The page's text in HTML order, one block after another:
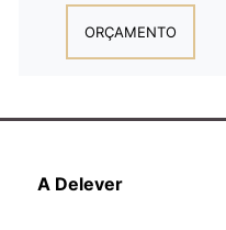
ORÇAMENTO
A Delever